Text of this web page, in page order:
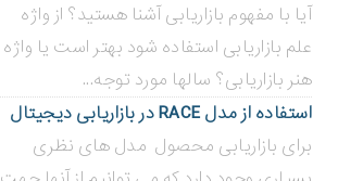
آیا با مفهوم بازاریابی آشنا هستید؟ از واژه
علم بازاریابی استفاده شود بهتر است یا واژه
هنر بازاریابی؟ سالها مورد توجه...
استفاده از مدل RACE در بازاریابی دیجیتال
برای بازاریابی محصول مدل های نظری